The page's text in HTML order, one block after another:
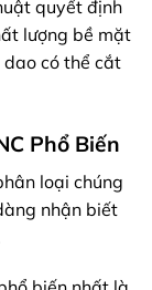
quyết định
lượng bề mặt
có thể cắt
Phổ Biến
loại chúng
nhận biết